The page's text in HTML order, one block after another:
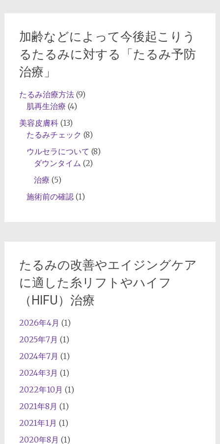
グ
ケ
ア
適
た
リ
加齢などによって今後起こりう
るたるみに対する「たるみ予防
治療」
たるみ治療方法(9)
肌再生治療 (4)
美容皮膚科(13)
たるみチェック (8)
ウルセラについて (8)
ダウンタイム (2)
治療 (5)
施術前の確認(1)
たるみの改善やエイジングケア
に適した糸リフトやハイフ
（HIFU）治療
2026年4月 (1)
2025年7月 (1)
2024年7月 (1)
2024年3月 (1)
2022年10月 (1)
2021年8月 (1)
2021年1月 (1)
2020年8月 (1)